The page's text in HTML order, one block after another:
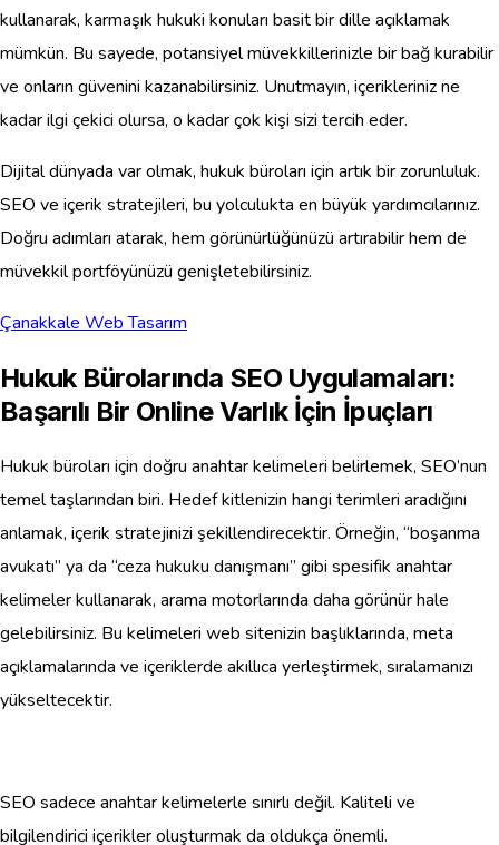
kullanarak, karmaşık hukuki konuları basit bir dille açıklamak
mümkün. Bu sayede, potansiyel müvekkillerinizle bir bağ kurabilir
ve onların güvenini kazanabilirsiniz. Unutmayın, içerikleriniz ne
kadar ilgi çekici olursa, o kadar çok kişi sizi tercih eder.
Dijital dünyada var olmak, hukuk büroları için artık bir zorunluluk.
SEO ve içerik stratejileri, bu yolculukta en büyük yardımcılarınız.
Doğru adımları atarak, hem görünürlüğünüzü artırabilir hem de
müvekkil portföyünüzü genişletebilirsiniz.
Çanakkale Web Tasarım
Hukuk Bürolarında SEO Uygulamaları:
Başarılı Bir Online Varlık İçin İpuçları
Hukuk büroları için doğru anahtar kelimeleri belirlemek, SEO’nun
temel taşlarından biri. Hedef kitlenizin hangi terimleri aradığını
anlamak, içerik stratejinizi şekillendirecektir. Örneğin, “boşanma
avukatı” ya da “ceza hukuku danışmanı” gibi spesifik anahtar
kelimeler kullanarak, arama motorlarında daha görünür hale
gelebilirsiniz. Bu kelimeleri web sitenizin başlıklarında, meta
açıklamalarında ve içeriklerde akıllıca yerleştirmek, sıralamanızı
yükseltecektir.
SEO sadece anahtar kelimelerle sınırlı değil. Kaliteli ve
bilgilendirici içerikler oluşturmak da oldukça önemli.